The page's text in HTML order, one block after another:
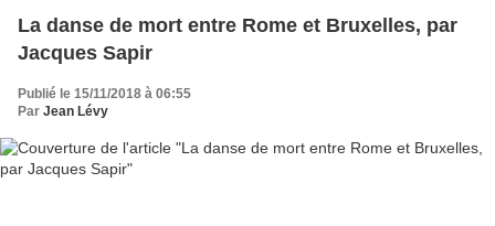
La danse de mort entre Rome et Bruxelles, par
Jacques Sapir
Publié le 15/11/2018 à 06:55
Par Jean Lévy